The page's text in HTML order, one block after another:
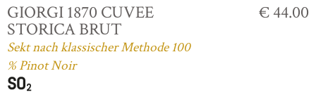
GIORGI 1870 CUVEE
STORICA BRUT
Sekt nach klassischer Methode 100
% Pinot Noir
€ 44.00